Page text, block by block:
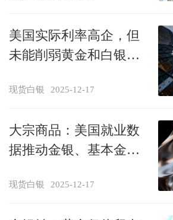
美国实际利率高企，但
未能削弱黄金和白银在
现货白银 2025-12-17
大宗商品：美国就业数
据推动金银、基本金属
议希望推动油价跌破60
现货白银 2025-12-17